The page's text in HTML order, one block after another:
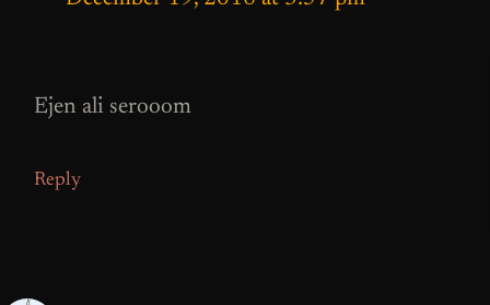
Ejen ali serooom
Reply